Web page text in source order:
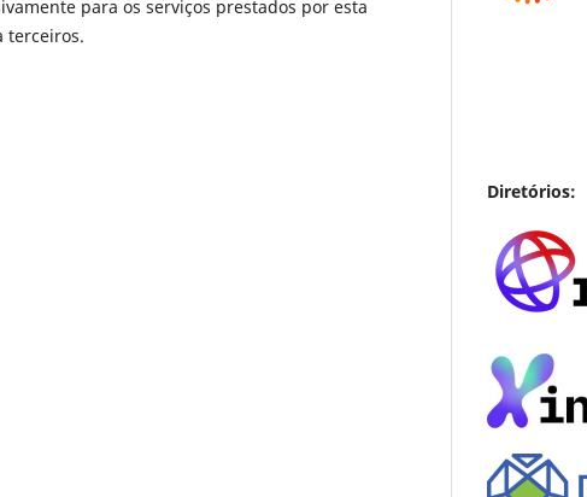
para os serviços prestados por esta
terceiros.
Diretórios: